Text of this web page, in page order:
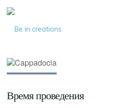
Время проведения